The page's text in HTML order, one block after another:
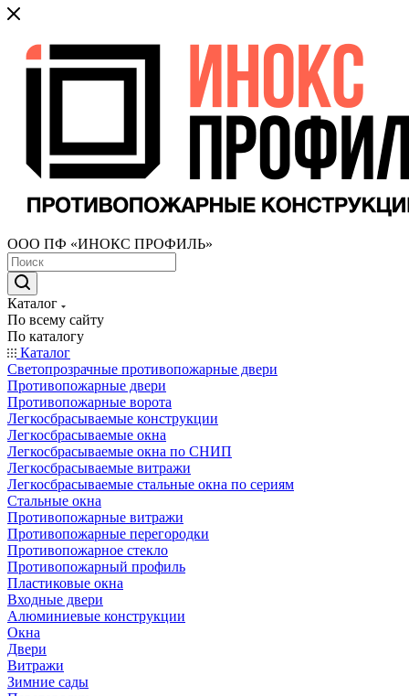
ООО ПФ «ИНОКС ПРОФИЛЬ»
Каталог
По всему сайту
По каталогу
Каталог
Светопрозрачные противопожарные двери
Противопожарные двери
Противопожарные ворота
Легкосбрасываемые конструкции
Легкосбрасываемые окна
Легкосбрасываемые окна по СНИП
Легкосбрасываемые витражи
Легкосбрасываемые стальные окна по сериям
Стальные окна
Противопожарные витражи
Противопожарные перегородки
Противопожарное стекло
Противопожарный профиль
Пластиковые окна
Входные двери
Алюминиевые конструкции
Окна
Двери
Витражи
Зимние сады